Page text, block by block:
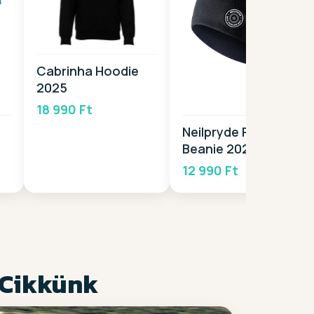
Cabrinha Hoodie
2025
18 990 Ft
Neilpryde Pro
Beanie 2026
12 990 Ft